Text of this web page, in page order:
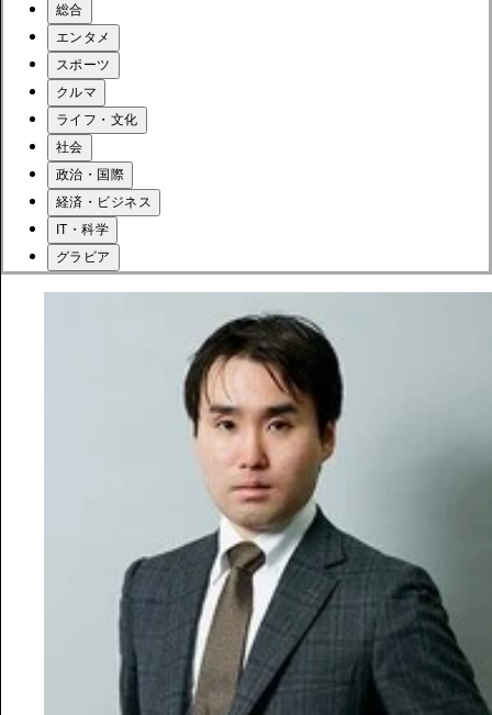
総合
エンタメ
スポーツ
クルマ
ライフ・文化
社会
政治・国際
経済・ビジネス
IT・科学
グラビア